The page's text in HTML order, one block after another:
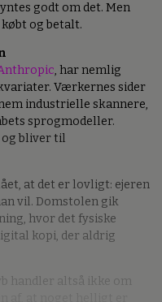
godt om det. Men
og betalt.
, har nemlig
Værkernes sider
industrielle skannere,
sprogmodeller.
bliver til
at det er lovligt: ejeren
vil. Domstolen gik
hvor det fysiske
kopi, der aldrig
handler altså ikke om